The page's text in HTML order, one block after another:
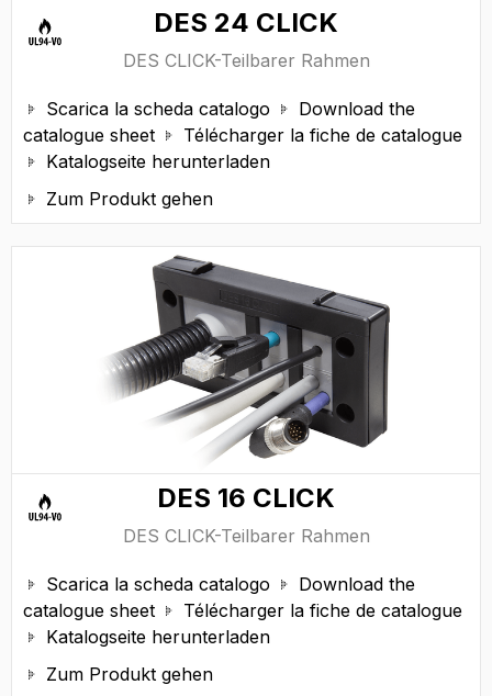
DES 24 CLICK
DES CLICK-Teilbarer Rahmen
 Scarica la scheda catalogo 
Download the
catalogue sheet
 Télécharger la fiche de catalogue
 Katalogseite herunterladen
 Zum Produkt gehen
DES 16 CLICK
DES CLICK-Teilbarer Rahmen
 Scarica la scheda catalogo 
Download the
catalogue sheet
 Télécharger la fiche de catalogue
 Katalogseite herunterladen
 Zum Produkt gehen